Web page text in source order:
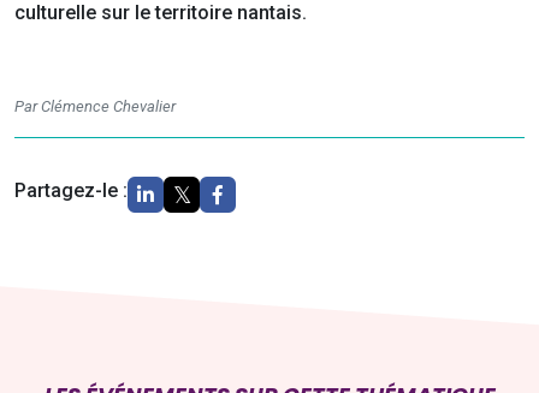
culturelle sur le territoire nantais.
Par Clémence Chevalier
Partagez-le :